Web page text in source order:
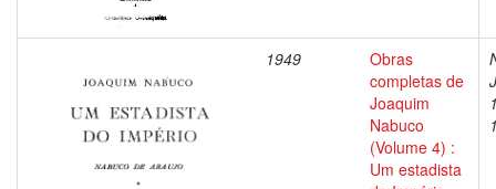
1949
Obras
completas de
Joaquim
Nabuco
(Volume 4) :
Um estadista